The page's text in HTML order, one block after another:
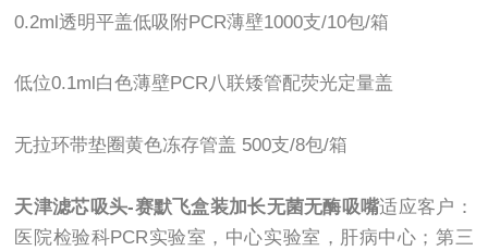
0.2ml透明平盖低吸附PCR薄壁1000支/10包/箱
低位0.1ml白色薄壁PCR八联矮管配荧光定量盖
无拉环带垫圈黄色冻存管盖 500支/8包/箱
天津滤芯吸头-赛默飞盒装加长无菌无酶吸嘴适应客户：
医院检验科PCR实验室，中心实验室，肝病中心；第三